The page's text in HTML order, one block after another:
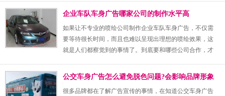
节。
企业车队车身广告哪家公司的制作水平高
如果让不专业的喷绘公司制作企业车队车身广告，不仅需
要等待很长时间，而且也难以呈现出理想的喷绘效果，这
就是人们都察觉到的事情了。到底要和哪些公司合作，才
面会介绍到更详细的事情。
公交车身广告怎么避免脱色问题?会影响品牌形象
吗
很多品牌都在了解广告宣传的事情，在知道公交车身广告